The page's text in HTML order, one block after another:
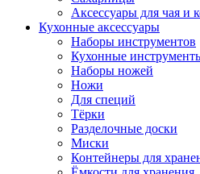
Аксессуары для чая и
Кухонные аксессуары
Наборы инструментов
Кухонные
Наборы ножей
Ножи
Для специй
Тёрки
Разделочные доски
Миски
Контейнеры для